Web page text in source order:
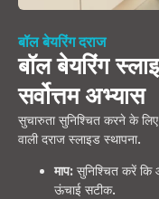
बॉल बेयरिंग दराज
बॉल बेयरिंग
सर्वोत्तम अभ्यास
सुचारुता सुनिश्चित करने के
वाली दराज स्लाइड स्थापना.
माप: सुनिश्चित करें कि
ऊंचाई सटीक.